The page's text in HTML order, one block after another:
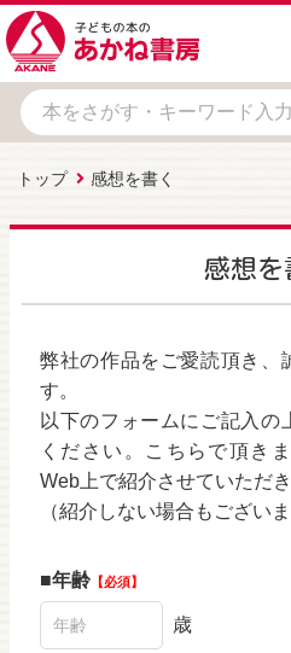
トップ 感想を書く
感想を
弊社の作品をご愛読頂き、
す。
以下のフォームにご記入の
ください。こちらで頂き
Web上で紹介させていただき
（紹介しない場合もございま
年齢 必須
歳